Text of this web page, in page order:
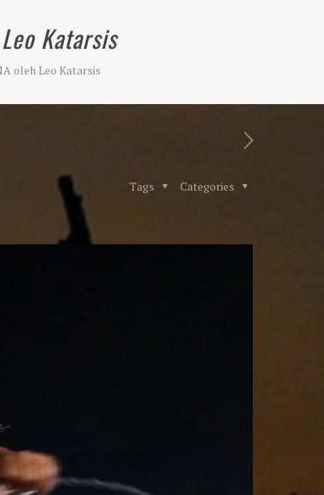
Katarsis
oleh Leo Katarsis
Categories
Tags